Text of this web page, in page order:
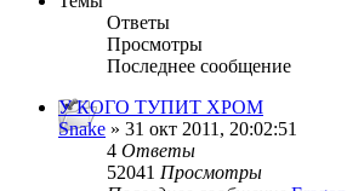
Ответы
Просмотры
Последнее сообщение
У КОГО ТУПИТ ХРОМ
Snake » 31 окт 2011, 20:02:51
4 Ответы
52041 Просмотры